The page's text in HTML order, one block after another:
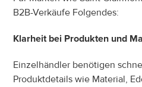
B2B-Verkäufe Folgendes:
Klarheit bei Produkten und
Einzelhändler benötigen
Produktdetails wie Material,